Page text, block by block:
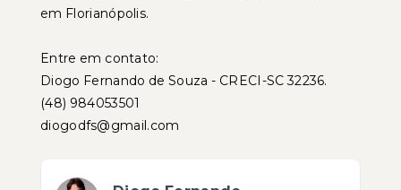
em Florianópolis.
Entre em contato:
Diogo Fernando de Souza - CRECI-SC 32236.
(48) 984053501
diogodfs@gmail.com